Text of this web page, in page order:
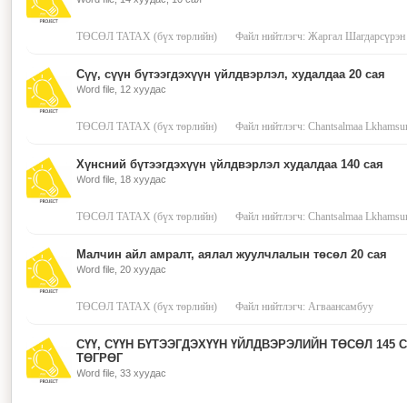
ТӨСӨЛ ТАТАХ (бүх төрлийн) Файл нийтлэгч: Жаргал Шагдарсүрэн
Сүү, сүүн бүтээгдэхүүн үйлдвэрлэл, худалдаа 20 сая
Word file, 12 хуудас
ТӨСӨЛ ТАТАХ (бүх төрлийн) Файл нийтлэгч: Chantsalmaa
Хүнсний бүтээгдэхүүн үйлдвэрлэл худалдаа 140 сая
Word file, 18 хуудас
ТӨСӨЛ ТАТАХ (бүх төрлийн) Файл нийтлэгч: Chantsalmaa
Малчин айл амралт, аялал жуулчлалын төсөл 20 сая
Word file, 20 хуудас
ТӨСӨЛ ТАТАХ (бүх төрлийн) Файл нийтлэгч: Агваансамбуу
СҮҮ, СҮҮН БҮТЭЭГДЭХҮҮН ҮЙЛДВЭРЭЛИЙН ТӨСӨЛ 145
ТӨГРӨГ
Word file, 33 хуудас